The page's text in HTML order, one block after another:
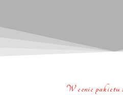
W cenie pakietu